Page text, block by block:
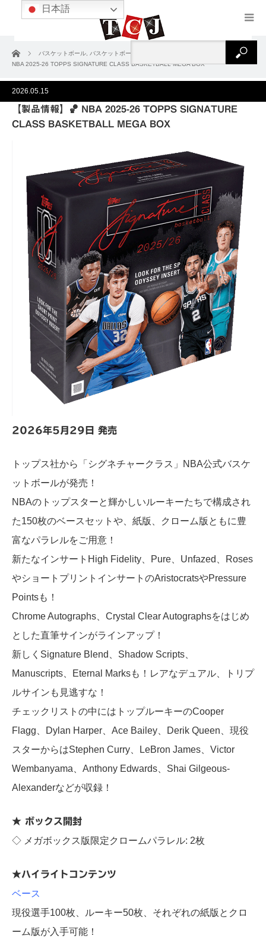
ホーム バスケットボール バスケットボール2025-26
【製品情報】🏀
NBA 2025-26 TOPPS SIGNATURE CLASS BASKETBALL MEGA BOX
2026.05.15
【製品情報】🏀 NBA 2025-26 TOPPS SIGNATURE
CLASS BASKETBALL MEGA BOX
2026年5月29日 発売
トップス社から「シグネチャークラス」NBA公式バスケ
ットボールが発売！
NBAのトップスターと輝かしいルーキーたちで構成され
た150枚のベースセットや、紙版、クローム版ともに豊
富なパラレルをご用意！
新たなインサートHigh Fidelity、Pure、Unfazed、Roses
やショートプリントインサートのAristocratsやPressure
Pointsも！
Chrome Autographs、Crystal Clear Autographsをはじめ
とした直筆サインがラインアップ！
新しくSignature Blend、Shadow Scripts、
Manuscripts、Eternal Marksも！レアなデュアル、トリプ
ルサインも見逃すな！
チェックリストの中にはトップルーキーのCooper
Flagg、Dylan Harper、Ace Bailey、Derik Queen、現役
スターからはStephen Curry、LeBron James、Victor
Wembanyama、Anthony Edwards、Shai Gilgeous-
Alexanderなどが収録！
★ ボックス開封
◇ メガボックス版限定クロームパラレル: 2枚
★ハイライトコンテンツ
ベース
現役選手100枚、ルーキー50枚、それぞれの紙版とクロ
ーム版が入手可能！
日本語